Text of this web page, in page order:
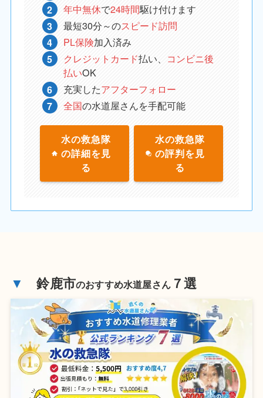
年中無休で24時間駆け付けます
最短30分～のスピード訪問
PL保険加入済み
クレジットカード払い、 コンビニ後
払いOK
充実したアフターフォロー
全国の水道屋さんを手配可能
水の救急隊
の詳細を見
る
水の救急隊
の評判を見
る
▼ 鈴鹿市のおすすめ水道屋さん７選